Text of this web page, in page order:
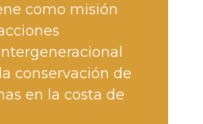
como misión
conservación de
en la costa de